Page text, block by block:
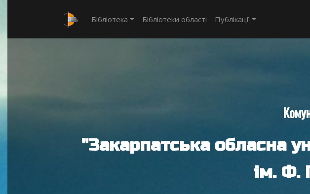
Бібліотека Бібліотеки області Публікації
"Закарпатська обласна
ім. Ф.